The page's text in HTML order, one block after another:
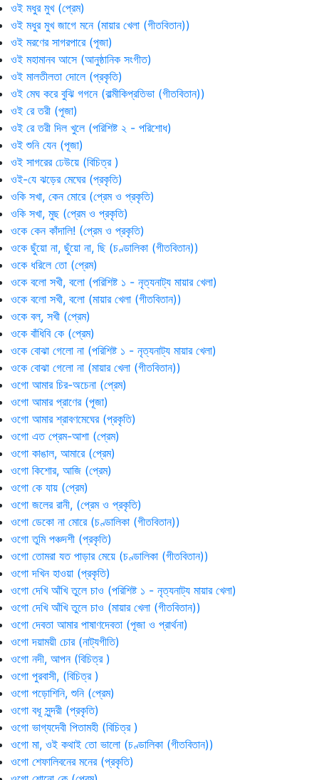
ওই মধুর মুখ (প্রেম)
ওই মধুর মুখ জাগে মনে (মায়ার খেলা (গীতবিতান))
ওই মরণের সাগরপারে (পূজা)
ওই মহামানব আসে (আনুষ্ঠানিক সংগীত)
ওই মালতীলতা দোলে (প্রকৃতি)
ওই মেঘ করে বুঝি গগনে (বাল্মীকিপ্রতিভা (গীতবিতান))
ওই রে তরী (পূজা)
ওই রে তরী দিল খুলে (পরিশিষ্ট ২ - পরিশোধ)
ওই শুনি যেন (পূজা)
ওই সাগরের ঢেউয়ে (বিচিত্র )
ওই-যে ঝড়ের মেঘের (প্রকৃতি)
ওকি সখা, কেন মোরে (প্রেম ও প্রকৃতি)
ওকি সখা, মুছ (প্রেম ও প্রকৃতি)
ওকে কেন কাঁদালি! (প্রেম ও প্রকৃতি)
ওকে ছুঁয়ো না, ছুঁয়ো না, ছি (চণ্ডালিকা (গীতবিতান))
ওকে ধরিলে তো (প্রেম)
ওকে বলো সখী, বলো (পরিশিষ্ট ১ - নৃত্যনাট্য মায়ার খেলা)
ওকে বলো সখী, বলো (মায়ার খেলা (গীতবিতান))
ওকে বল্, সখী (প্রেম)
ওকে বাঁধিবি কে (প্রেম)
ওকে বোঝা গেলো না (পরিশিষ্ট ১ - নৃত্যনাট্য মায়ার খেলা)
ওকে বোঝা গেলো না (মায়ার খেলা (গীতবিতান))
ওগো আমার চির-অচেনা (প্রেম)
ওগো আমার প্রাণের (পূজা)
ওগো আমার শ্রাবণমেঘের (প্রকৃতি)
ওগো এত প্রেম-আশা (প্রেম)
ওগো কাঙাল, আমারে (প্রেম)
ওগো কিশোর, আজি (প্রেম)
ওগো কে যায় (প্রেম)
ওগো জলের রানী, (প্রেম ও প্রকৃতি)
ওগো ডেকো না মোরে (চণ্ডালিকা (গীতবিতান))
ওগো তুমি পঞ্চদশী (প্রকৃতি)
ওগো তোমরা যত পাড়ার মেয়ে (চণ্ডালিকা (গীতবিতান))
ওগো দখিন হাওয়া (প্রকৃতি)
ওগো দেখি আঁখি তুলে চাও (পরিশিষ্ট ১ - নৃত্যনাট্য মায়ার খেলা)
ওগো দেখি আঁখি তুলে চাও (মায়ার খেলা (গীতবিতান))
ওগো দেবতা আমার পাষাণদেবতা (পূজা ও প্রার্থনা)
ওগো দয়াময়ী চোর (নাট্যগীতি)
ওগো নদী, আপন (বিচিত্র )
ওগো পুরবাসী, (বিচিত্র )
ওগো পড়োশিনি, শুনি (প্রেম)
ওগো বধূ সুন্দরী (প্রকৃতি)
ওগো ভাগ্যদেবী পিতামহী (বিচিত্র )
ওগো মা, ওই কথাই তো ভালো (চণ্ডালিকা (গীতবিতান))
ওগো শেফালিবনের মনের (প্রকৃতি)